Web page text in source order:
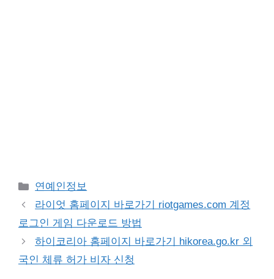
Categories
연예인정보
라이엇 홈페이지 바로가기 riotgames.com 계정
로그인 게임 다운로드 방법
하이코리아 홈페이지 바로가기 hikorea.go.kr 외
국인 체류 허가 비자 신청